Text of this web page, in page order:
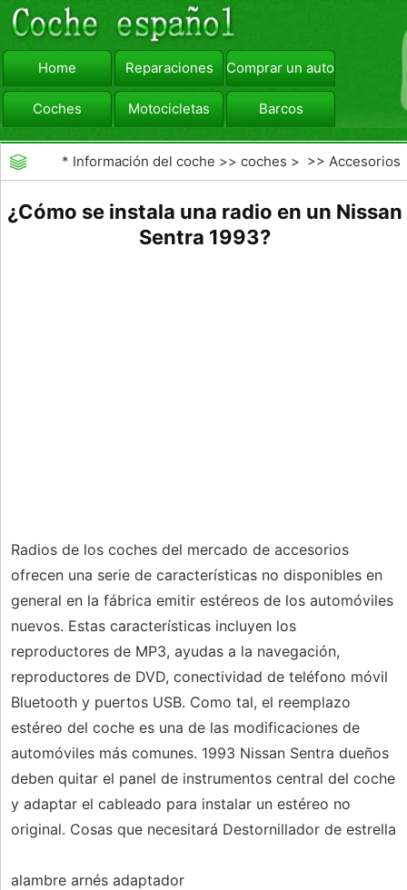
Home Reparaciones Comprar un automóvil
Coches Motocicletas Barcos
viajar Camiones
* Información del coche >>coches > >>Accesorios
¿Cómo se instala una radio en un Nissan
Sentra 1993?
Radios de los coches del mercado de accesorios
ofrecen una serie de características no disponibles en
general en la fábrica emitir estéreos de los automóviles
nuevos. Estas características incluyen los
reproductores de MP3, ayudas a la navegación,
reproductores de DVD, conectividad de teléfono móvil
Bluetooth y puertos USB. Como tal, el reemplazo
estéreo del coche es una de las modificaciones de
automóviles más comunes. 1993 Nissan Sentra dueños
deben quitar el panel de instrumentos central del coche
y adaptar el cableado para instalar un estéreo no
original. Cosas que necesitará Destornillador de estrella
alambre arnés adaptador